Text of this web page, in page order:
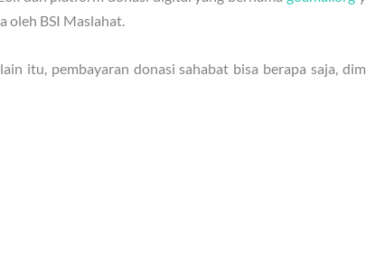
oleh BSI Maslahat.
itu, pembayaran donasi sahabat bisa berapa saja,